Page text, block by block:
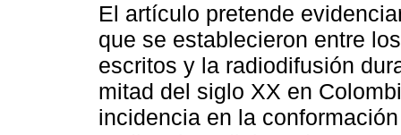
El artículo pretende
que se establecieron entre
escritos y la radiodifusión
mitad del siglo XX en
incidencia en la